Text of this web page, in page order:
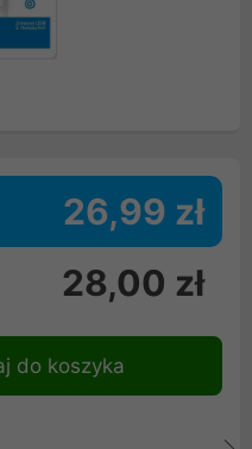
26,99 zł
28,00 zł
do koszyka